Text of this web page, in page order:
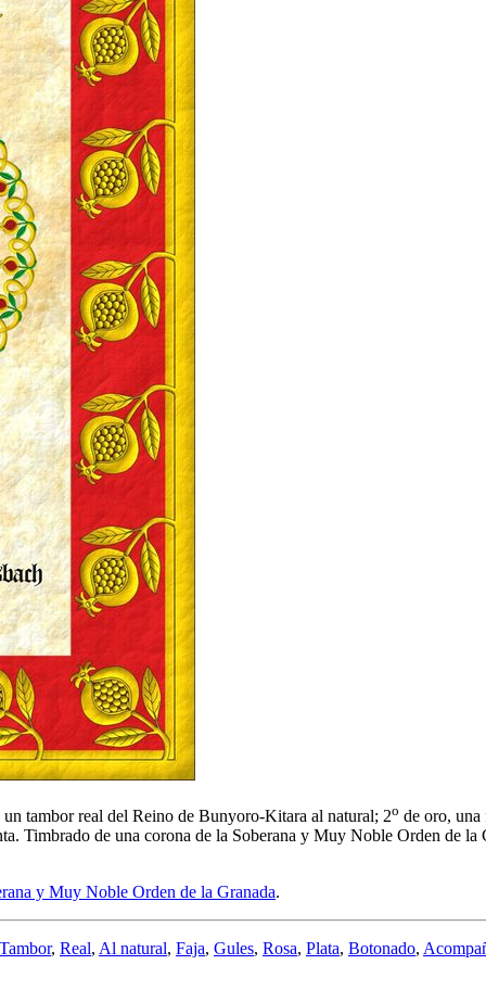
tambor real del Reino de Bunyoro-Kitara al natural; 2o de oro, una
Timbrado de una corona de la Soberana y Muy Noble Orden de
y Muy Noble Orden de la Granada.
Tambor, Real, Al natural, Faja, Gules, Rosa, Plata, Botonado,